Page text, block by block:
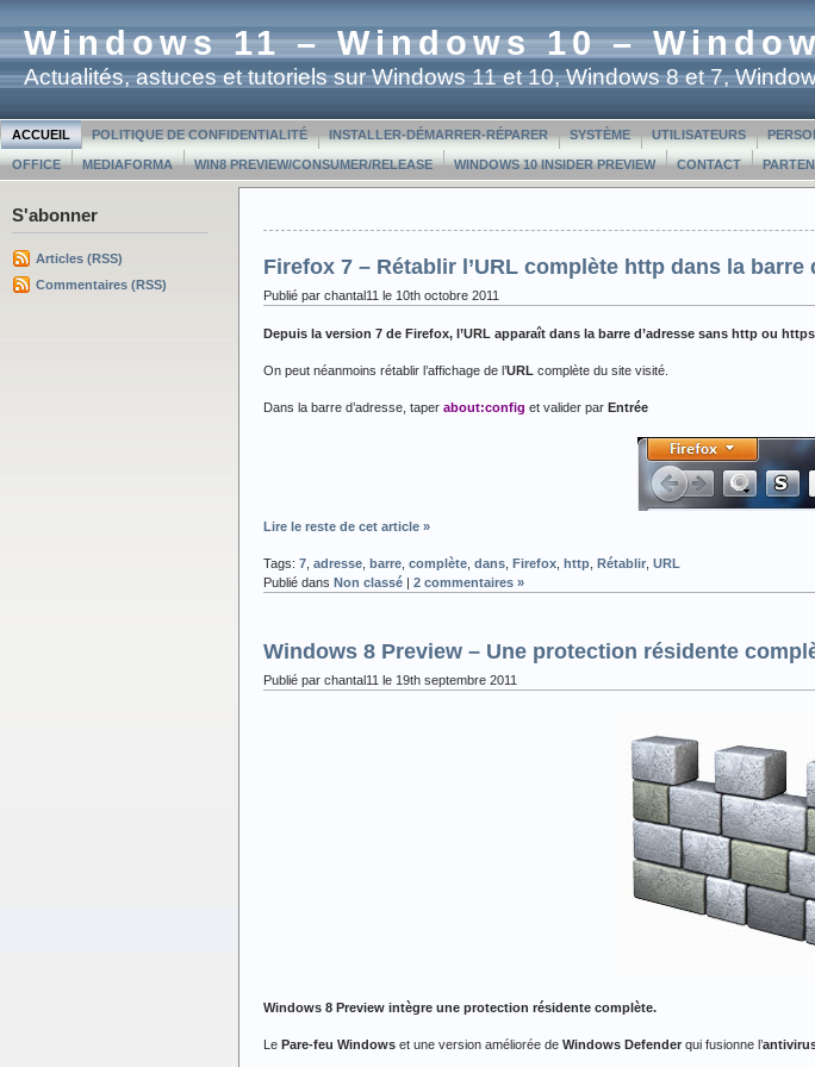
Windows 11 – Windows 10 –
Actualités, astuces et tutoriels sur Windows 11 et 10, Windows 8 et 7,
ACCUEIL POLITIQUE DE CONFIDENTIALITÉ INSTALLER-DÉMARRER-RÉPARER SYSTÈME UTILISATEURS
OFFICE MEDIAFORMA WIN8 PREVIEW/CONSUMER/RELEASE WINDOWS 10 INSIDER PREVIEW CONTACT
S'abonner
Articles (RSS)
Commentaires (RSS)
Firefox 7 – Rétablir l’URL complète http dans la barre
Publié par chantal11 le 10th octobre 2011
Depuis la version 7 de Firefox, l’URL apparaît dans la barre d’adresse sans http ou
On peut néanmoins rétablir l’affichage de l’URL complète du site visité.
Dans la barre d’adresse, taper about:config et valider par Entrée
Lire le reste de cet article »
Tags: 7 adresse barre complète dans Firefox http Rétablir URL
Publié dans Non classé | 2 commentaires »
Windows 8 Preview – Une protection résidente
Publié par chantal11 le 19th septembre 2011
Windows 8 Preview intègre une protection résidente complète.
Le Pare-feu Windows et une version améliorée de Windows Defender qui fusionne l’